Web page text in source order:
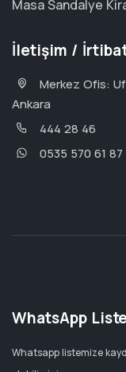
Masa Sandalye
İletişim /
Merkez Ofis:
Ankara
444 28 46
0535 570 61 87
WhatsApp
Whatsapp listemize